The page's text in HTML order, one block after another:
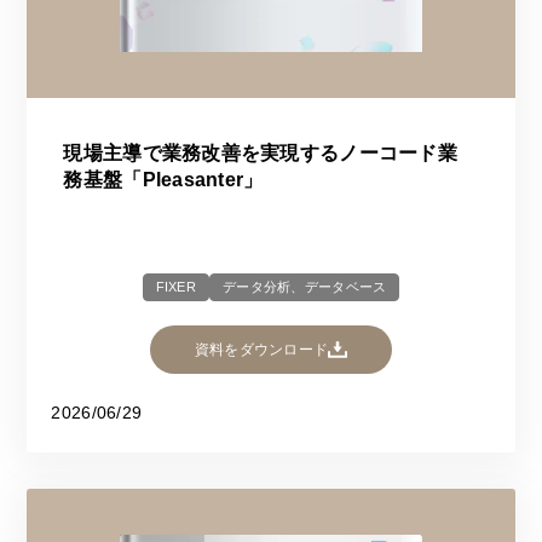
現場主導で業務改善を実現するノーコード業
務基盤「Pleasanter」​​
FIXER データ分析、データベース
資料をダウンロード
2026/06/29